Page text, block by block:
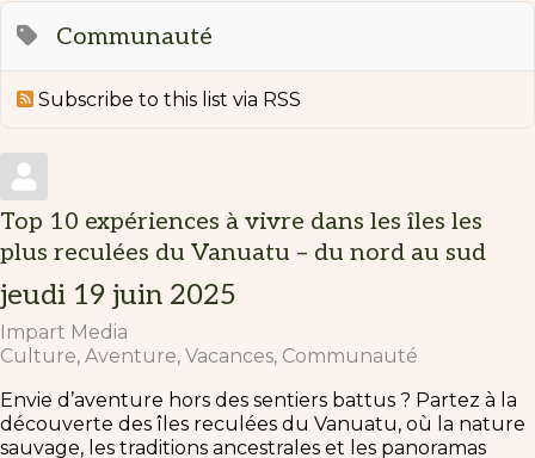
Communauté
Subscribe to this list via RSS
Top 10 expériences à vivre dans les îles les
plus reculées du Vanuatu – du nord au sud
jeudi 19 juin 2025
Impart Media
Culture Aventure Vacances Communauté
Envie d’aventure hors des sentiers battus ? Partez à la
découverte des îles reculées du Vanuatu, où la nature
sauvage, les traditions ancestrales et les panoramas